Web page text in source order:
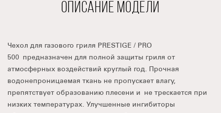
ОПИСАНИЕ МОДЕЛИ
Чехол для газового гриля PRESTIGE / PRO
500 предназначен для полной защиты гриля от
атмосферных воздействий круглый год. Прочная
водонепроницаемая ткань не пропускает влагу,
препятствует образованию плесени и не трескается при
низких температурах. Улучшенные ингибиторы